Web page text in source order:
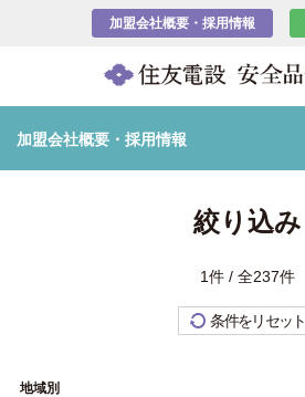
加盟会社概要・採用情報
加盟会社概要・採用情報
絞り込み
1件 / 全237件
条件をリセット
地域別